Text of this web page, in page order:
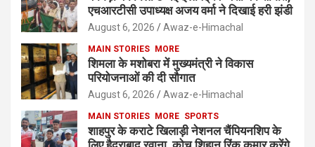
एचआरटीसी उपाध्यक्ष अजय वर्मा ने दिखाई हरी झंडी
August 6, 2026 Awaz-e-Himachal
MAIN STORIES MORE
शिमला के मशोबरा में मुख्यमंत्री ने विकास
परियोजनाओं की दी सौगात
August 6, 2026 Awaz-e-Himachal
MAIN STORIES MORE SPORTS
शाहपुर के कराटे खिलाड़ी नेशनल चैंपियनशिप के